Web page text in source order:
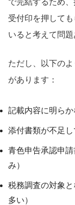
で完結するため
受付印を押して
いると考えて問題
ただし、以下の
があります：
記載内容に明ら
添付書類が不足
青色申告承認申
み）
税務調査の対象
多い）